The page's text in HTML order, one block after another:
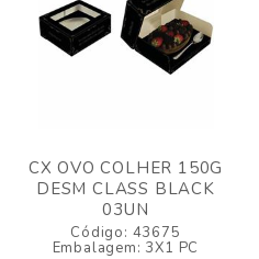
CX OVO COLHER 150G
DESM CLASS BLACK
03UN
Código: 43675
Embalagem: 3X1 PC